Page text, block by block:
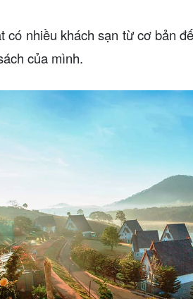
có nhiều khách sạn từ cơ bản
của mình.